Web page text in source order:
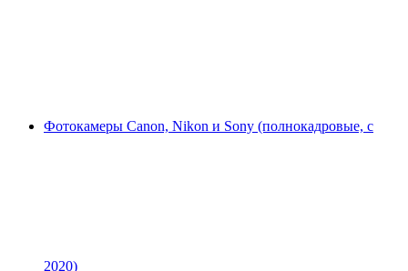
Фотокамеры Canon, Nikon и Sony (полнокадровые, с
2020)